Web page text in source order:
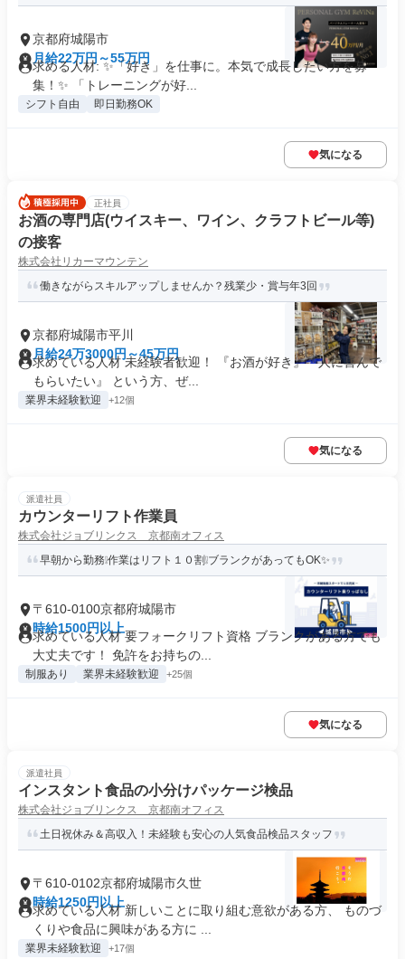
京都府城陽市
月給22万円～55万円
求める人材: ✨「好き」を仕事に。本気で成長したい方を募
集！✨ 「トレーニングが好...
シフト自由 即日勤務OK
気になる
正社員
お酒の専門店(ウイスキー、ワイン、クラフトビール等)
の接客
株式会社リカーマウンテン
働きながらスキルアップしませんか？残業少・賞与年3回
京都府城陽市平川
月給24万3000円～45万円
求めている人材 未経験者歓迎！ 『お酒が好き』『人に喜んで
もらいたい』 という方、ぜ...
業界未経験歓迎 +12個
気になる
派遣社員
カウンターリフト作業員
株式会社ジョブリンクス 京都南オフィス
早朝から勤務❕作業はリフト１０割❕ブランクがあってもOK✨
〒610-0100京都府城陽市
時給1500円以上
求めている人材 要フォークリフト資格 ブランクがある方でも
大丈夫です！ 免許をお持ちの...
制服あり 業界未経験歓迎 +25個
気になる
派遣社員
インスタント食品の小分けパッケージ検品
株式会社ジョブリンクス 京都南オフィス
土日祝休み＆高収入！未経験も安心の人気食品検品スタッフ
〒610-0102京都府城陽市久世
時給1250円以上
求めている人材 新しいことに取り組む意欲がある方、 ものづ
くりや食品に興味がある方に ...
業界未経験歓迎 +17個